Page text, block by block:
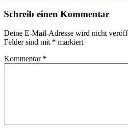
Schreib einen Kommentar
Deine E-Mail-Adresse wird nicht
Felder sind mit * markiert
Kommentar *